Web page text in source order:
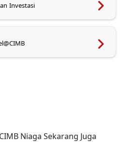
Investasi
Niaga Sekarang Juga